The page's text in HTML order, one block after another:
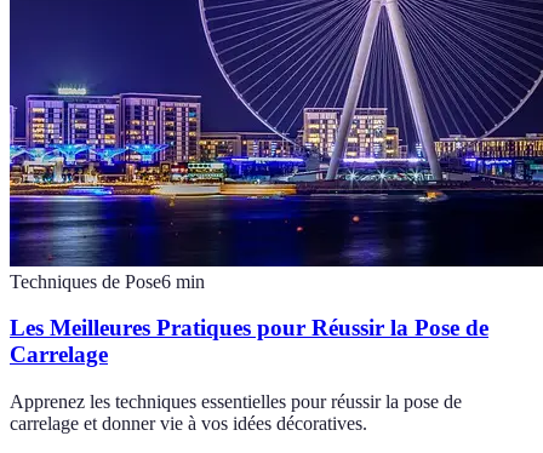
Techniques de Pose6 min
Les Meilleures Pratiques pour Réussir la Pose de
Carrelage
Apprenez les techniques essentielles pour réussir la pose de
carrelage et donner vie à vos idées décoratives.